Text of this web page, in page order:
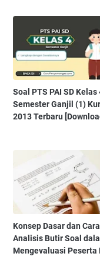
Soal PTS PAI SD Kelas
Semester Ganjil (1)
2013 Terbaru
Konsep Dasar dan Cara
Analisis Butir Soal
Mengevaluasi Peserta